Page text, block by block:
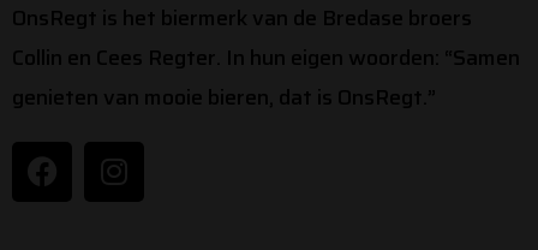
OnsRegt is het biermerk van de Bredase broers
Collin en Cees Regter. In hun eigen woorden: “Samen
genieten van mooie bieren, dat is OnsRegt.”
F
a
c
I
n
s